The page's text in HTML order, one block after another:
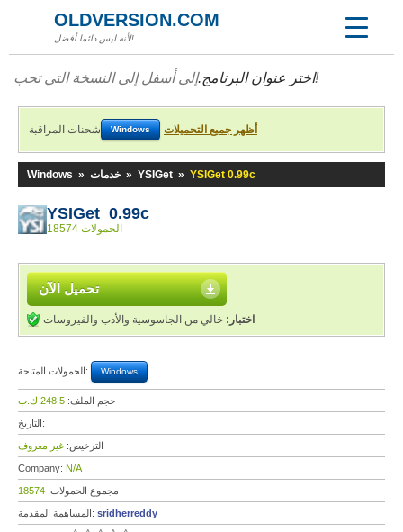
OLDVERSION.COM
لأنه ليس دائما أفضل!
اختر عنوان البرنامج.إلى أسفل إلى النسخة التي تحب!
شحنات المراقبة Windows أظهر جميع التحميلات
Windows » خدمات » YSIGet » YSIGet 0.99c
YSIGet 0.99c
18574 الحمولات
تحميل الآن
اختبار: خالي من الجاسوسية والأدب والفيروسات
الحمولات المتاحة: Windows
حجم الملف: 248,5 ك.ب
التاريخ:
الترخيص: غير معروف
Company: N/A
مجموع الحمولات: 18574
المساهمة المقدمة: sridherreddy